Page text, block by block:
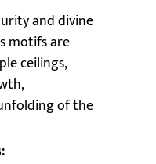
and divine
motifs are
ceilings,
of the